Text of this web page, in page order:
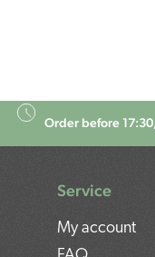
Order before
Service
My account